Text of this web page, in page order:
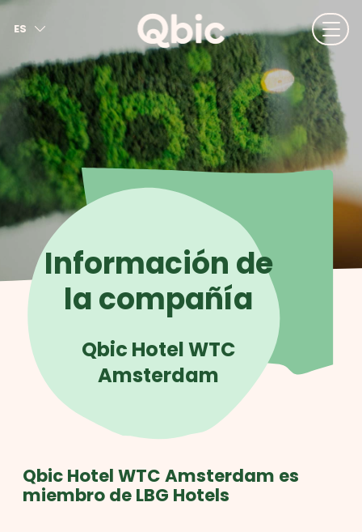
ES
NL
FR
IT
Información de
la compañía
Qbic Hotel WTC
Amsterdam
Qbic Hotel WTC Amsterdam es
miembro de LBG Hotels